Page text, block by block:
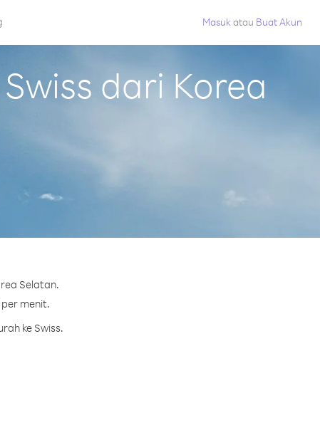
Masuk atau Buat Akun
dari Korea
Selatan.
menit.
ke Swiss.